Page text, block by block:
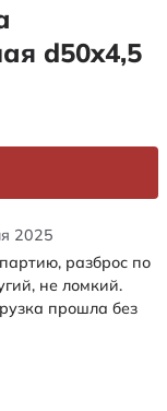
d50x4,5
2025
разброс по
не ломкий.
прошла без